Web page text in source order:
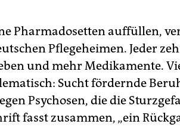
Pharmadosetten auffüllen,
Pflegeheimen. Jeder
und mehr Medikamente.
Sucht fördernde
Psychosen, die die
fasst zusammen, „ein